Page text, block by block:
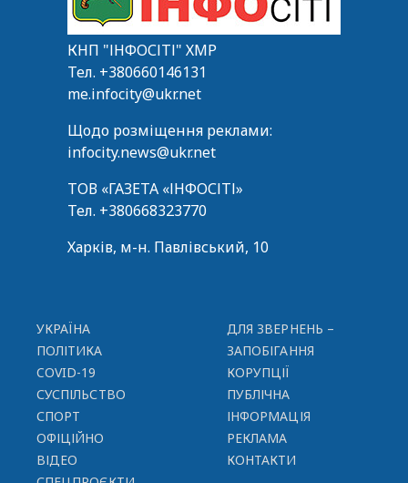
КНП "ІНФОСІТІ" ХМР
Тел. +380660146131
me.infocity@ukr.net
Щодо розміщення реклами:
infocity.news@ukr.net
ТОВ «ГАЗЕТА «ІНФОСІТІ»
Тел. +380668323770
Харків, м-н. Павлівський, 10
УКРАЇНА
ПОЛІТИКА
COVID-19
СУСПІЛЬСТВО
СПОРТ
ОФІЦІЙНО
ВІДЕО
ДЛЯ ЗВЕРНЕНЬ –
ЗАПОБІГАННЯ
КОРУПЦІЇ
ПУБЛІЧНА
ІНФОРМАЦІЯ
РЕКЛАМА
КОНТАКТИ